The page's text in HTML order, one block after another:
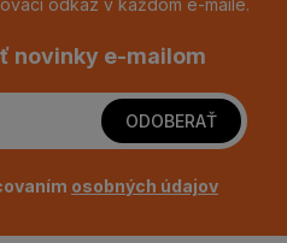
novinky e-mailom
ODOBERAŤ
osobných údajov